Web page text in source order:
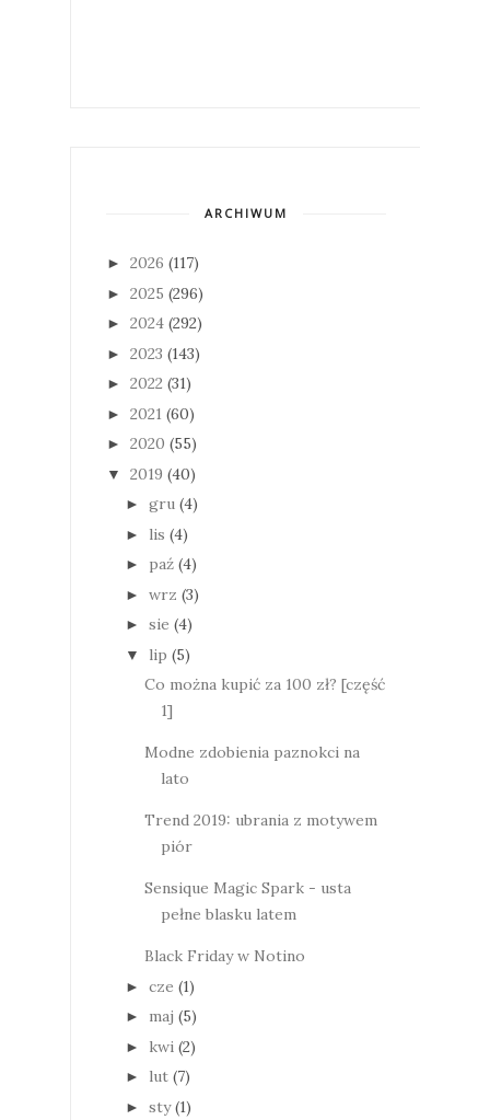
ARCHIWUM
► 2026 (117)
► 2025 (296)
► 2024 (292)
► 2023 (143)
► 2022 (31)
► 2021 (60)
► 2020 (55)
▼ 2019 (40)
► gru (4)
► lis (4)
► paź (4)
► wrz (3)
► sie (4)
▼ lip (5)
Co można kupić za 100 zł? [część
1]
Modne zdobienia paznokci na
lato
Trend 2019: ubrania z motywem
piór
Sensique Magic Spark - usta
pełne blasku latem
Black Friday w Notino
► cze (1)
► maj (5)
► kwi (2)
► lut (7)
► sty (1)